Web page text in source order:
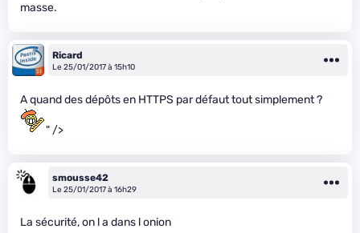
masse.
Ricard
Le 25/01/2017 à 15h10
A quand des dépôts en HTTPS par défaut tout simplement ?
" />
smousse42
Le 25/01/2017 à 16h29
La sécurité, on l a dans l onion